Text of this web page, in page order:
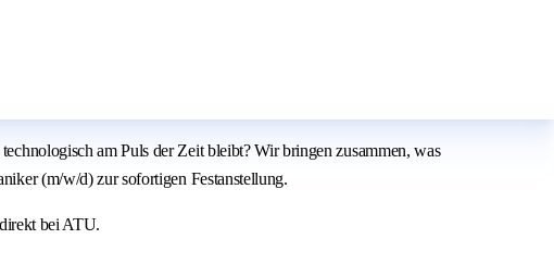
am Puls der Zeit bleibt? Wir bringen zusammen, was
(m/w/d) zur sofortigen Festanstellung.
bei ATU.